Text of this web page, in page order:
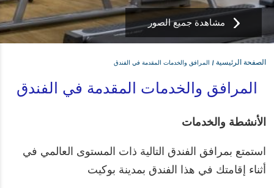
مشاهدة جميع الصور
الصفحة الرئيسية المرافق والخدمات المقدمة في الفندق
المرافق والخدمات المقدمة في الفندق
الأنشطة والخدمات
استمتع بمرافق الفندق التالية ذات المستوى العالمي في
أثناء إقامتك في هذا الفندق بمدينة بوكيت